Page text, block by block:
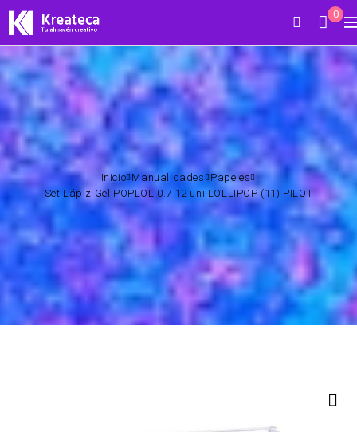
0
Inicio Manualidades
Papeles
Set Lápiz Gel POPLOL 0.7 12 uni LOLLIPOP (11) PILOT